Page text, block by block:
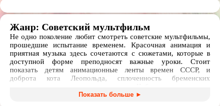
Жанр: Советский мультфильм
Не одно поколение любит смотреть советские мультфильмы,
прошедшие испытание временем. Красочная анимация и
приятная музыка здесь сочетаются с сюжетами, которые в
доступной форме преподносят важные уроки. Стоит
показать детям анимационные ленты времен СССР, и
доброта кота Леопольда, сплоченность бременских
восхищение у малышей.Показать больше ►